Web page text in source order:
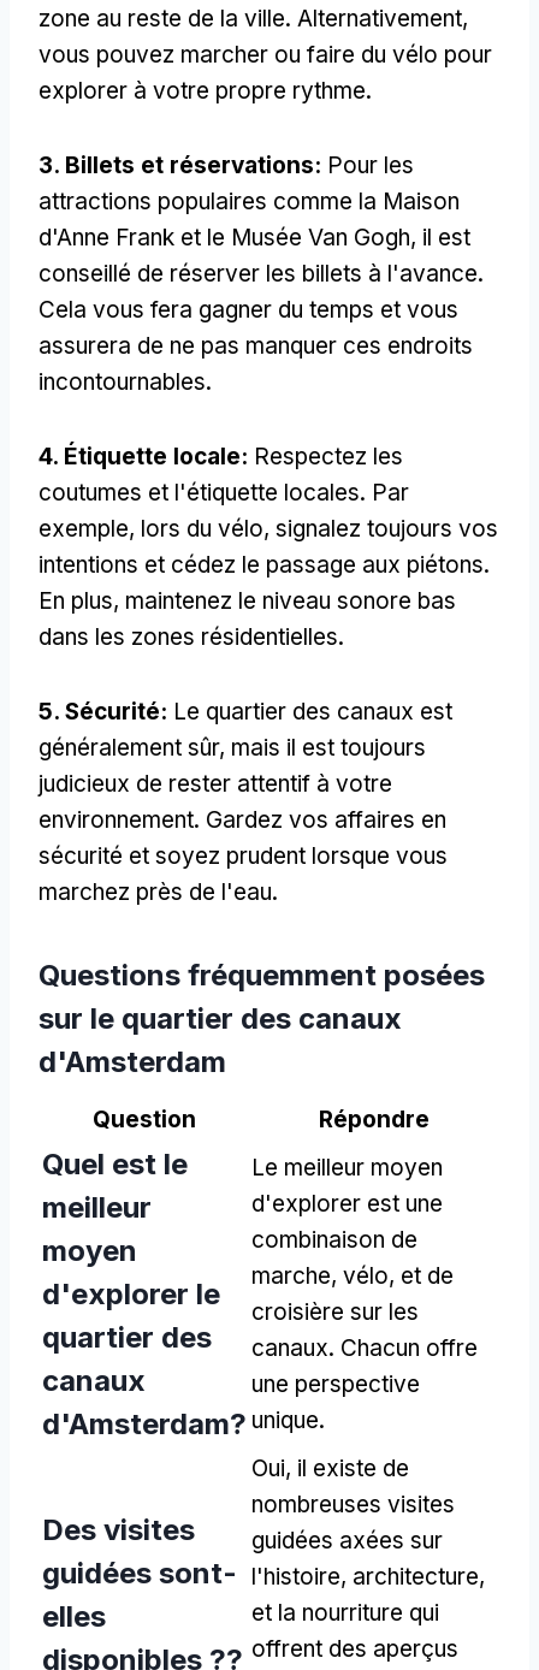
zone au reste de la ville. Alternativement,
vous pouvez marcher ou faire du vélo pour
explorer à votre propre rythme.
3. Billets et réservations: Pour les
attractions populaires comme la Maison
d'Anne Frank et le Musée Van Gogh, il est
conseillé de réserver les billets à l'avance.
Cela vous fera gagner du temps et vous
assurera de ne pas manquer ces endroits
incontournables.
4. Étiquette locale: Respectez les
coutumes et l'étiquette locales. Par
exemple, lors du vélo, signalez toujours vos
intentions et cédez le passage aux piétons.
En plus, maintenez le niveau sonore bas
dans les zones résidentielles.
5. Sécurité: Le quartier des canaux est
généralement sûr, mais il est toujours
judicieux de rester attentif à votre
environnement. Gardez vos affaires en
sécurité et soyez prudent lorsque vous
marchez près de l'eau.
Questions fréquemment posées
sur le quartier des canaux
d'Amsterdam
Question Répondre
Quel est le
meilleur
moyen
d'explorer le
quartier des
canaux
d'Amsterdam?
Le meilleur moyen
d'explorer est une
combinaison de
marche, vélo, et de
croisière sur les
canaux. Chacun offre
une perspective
unique.
Des visites
guidées sont-
elles
disponibles ??
Oui, il existe de
nombreuses visites
guidées axées sur
l'histoire, architecture,
et la nourriture qui
offrent des aperçus